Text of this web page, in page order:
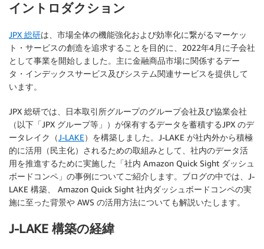
イントロダクション
JPX 総研は、市場全体の機能強化および効率化に繋がるマーケッ
ト・サービスの創造を追求することを目的に、2022年4月に子会社
として事業を開始しました。主に金融商品市場に関係するデー
タ・インデックスサービス及びシステム関連サービスを提供して
います。
JPX 総研では、日本取引所グループのグループ会社及び協業会社
（以下「JPX グループ等」）が保有するデータを蓄積するJPX のデ
ータレイク（J-LAKE）を構築しました。J-LAKE が社内外から積極
的に活用（民主化）されるための取組みとして、社内のデータ活
用を推進するために実施した「社内 Amazon Quick Sight ダッシュ
ボードコンペ」の事例についてご紹介します。ブログの中では、J-
LAKE 構築、 Amazon Quick Sight 社内ダッシュボードコンペの実
施に至った背景や AWS の活用方法についても解説いたします。
J-LAKE 構築の経緯